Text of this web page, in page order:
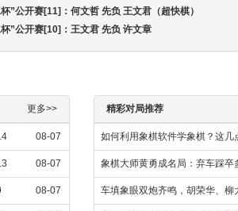
”公开赛[11]：何文哲 先负 王文君（超快棋）
”公开赛[10]：王文君 先负 许文章
更多>>
08-07
08-07
08-07
精彩对局推荐
如何利用象棋软件学象棋？这几
象棋大师黄勇成名局：弃车踩卒
车填象眼双炮齐鸣，胡荣华、柳